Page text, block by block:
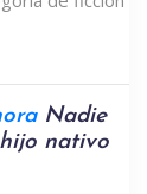
Nadie
nativo